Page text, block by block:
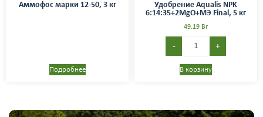
Аммофос марки 12-50, 3 кг
Подробнее
Удобрение Aqualis NPK
6:14:35+2МgO+МЭ Final, 5 кг
49.19 Br
- +
В корзину